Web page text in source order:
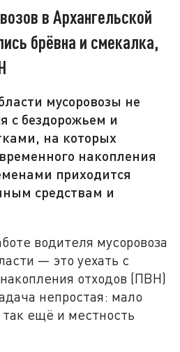
в Архангельской
брёвна и смекалка,
мусоровозы не
с бездорожьем и
на которых
накопления
приходится
средствам и
водителя мусоровоза
— это уехать с
отходов (ПВН)
непростая: мало
так ещё и местность